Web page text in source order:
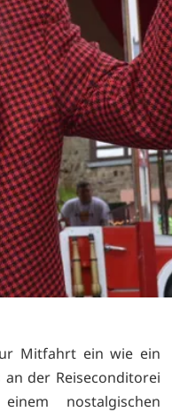
Mitfahrt ein wie ein
der Reiseconditorei
nostalgischen